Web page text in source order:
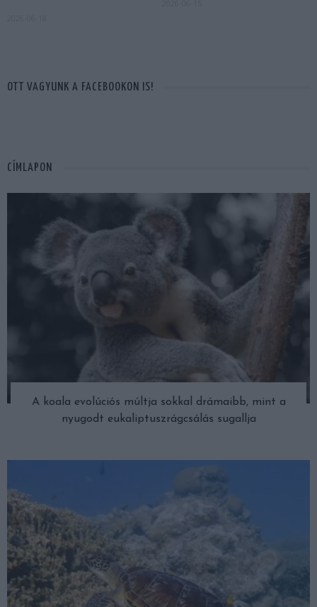
OTT VAGYUNK A FACEBOOKON IS!
CÍMLAPON
A koala evolúciós múltja sokkal drámaibb, mint a
nyugodt eukaliptuszrágcsálás sugallja